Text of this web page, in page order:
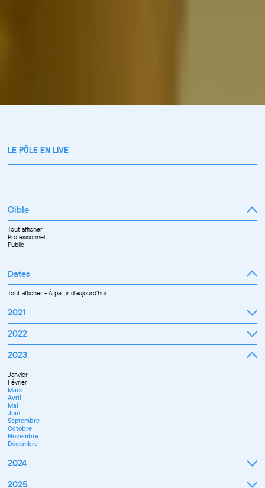
LE PÔLE EN LIVE
Cible
Tout afficher
Professionnel
Public
Dates
Tout afficher-À partir d'aujourd'hui
2021
Septembre
Novembre
Décembre
2022
Janvier
Mars
Avril
Mai
Juin
Juillet
Septembre
Octobre
Novembre
Décembre
2023
Janvier
Février
Mars
Avril
Mai
Juin
Septembre
Octobre
Novembre
Décembre
2024
Janvier
2025